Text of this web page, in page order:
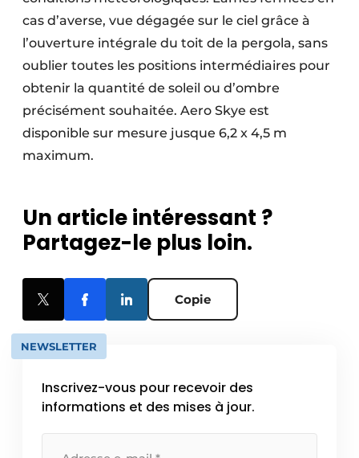
cas d’averse, vue dégagée sur le ciel grâce à
l’ouverture intégrale du toit de la pergola, sans
oublier toutes les positions intermédiaires pour
obtenir la quantité de soleil ou d’ombre
précisément souhaitée. Aero Skye est
disponible sur mesure jusque 6,2 x 4,5 m
maximum.
Un article intéressant ?
Partagez-le plus loin.
Copie
NEWSLETTER
Inscrivez-vous pour recevoir des
informations et des mises à jour.